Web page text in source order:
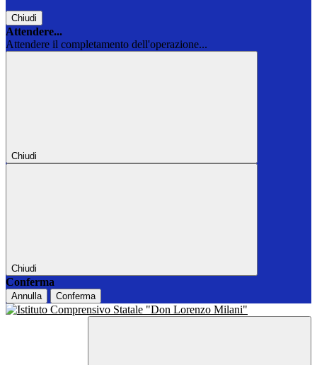
Chiudi
Attendere...
Attendere il completamento dell'operazione...
Chiudi
Chiudi
Conferma
Annulla Conferma